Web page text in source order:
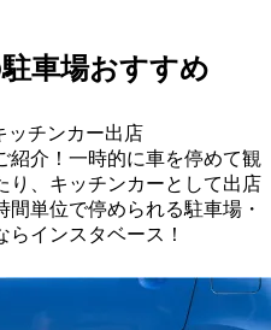
車場おすすめ
ッチンカー出店
紹介！一時的に車を停めて観
り、キッチンカーとして出店
単位で停められる駐車場・
インスタベース！